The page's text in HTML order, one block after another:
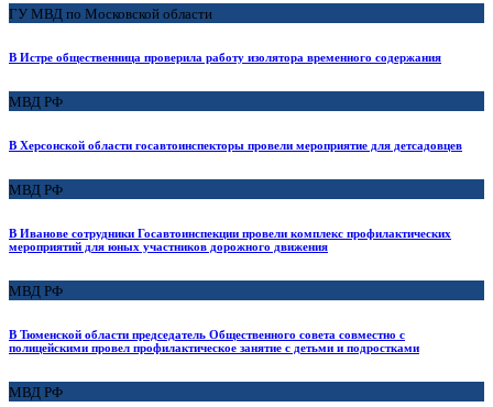
ГУ МВД по Московской области
В Истре общественница проверила работу изолятора временного содержания
МВД РФ
В Херсонской области госавтоинспекторы провели мероприятие для детсадовцев
МВД РФ
В Иванове сотрудники Госавтоинспекции провели комплекс профилактических
мероприятий для юных участников дорожного движения
МВД РФ
В Тюменской области председатель Общественного совета совместно с
полицейскими провел профилактическое занятие с детьми и подростками
МВД РФ